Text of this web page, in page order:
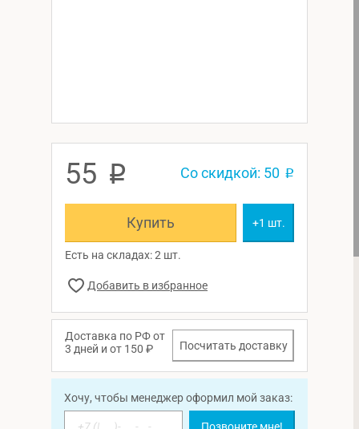
55 p Со скидкой: 50 p
Купить +1 шт.
Есть на складах: 2 шт.
Доставка по РФ от
3 дней и от 150 ₽
Посчитать доставку
Хочу, чтобы менеджер оформил мой заказ:
Позвоните мне!